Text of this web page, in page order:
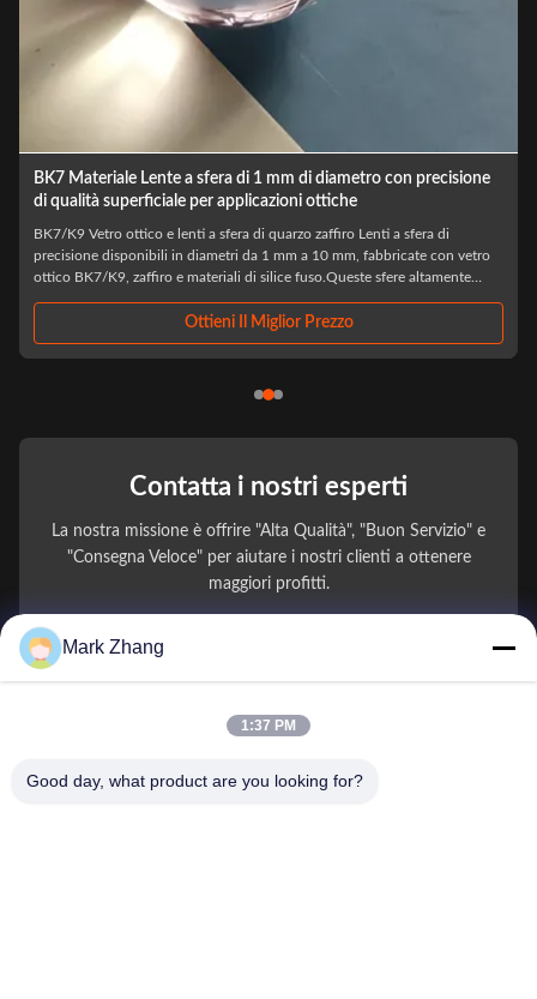
Coppa riflettore LED in materiale BK7 personalizzato con
diametro di 25 mm e lunghezza focale di 150 mm
Coppa riflettore LED in alluminio personalizzata Coppe riflettore LED
rotonde in zaffiro ad alta precisione progettate per prestazioni ottiche
superiori in applicazioni industriali esigenti. Specifiche tecniche Parametro
Ottieni Il Miglior Prezzo
Contatta i nostri esperti
La nostra missione è offrire "Alta Qualità", "Buon Servizio" e
"Consegna Veloce" per aiutare i nostri clienti a ottenere
maggiori profitti.
Il Tuo Nome
Nome della società
Mark Zhang
1:37 PM
Good day, what product are you looking for?